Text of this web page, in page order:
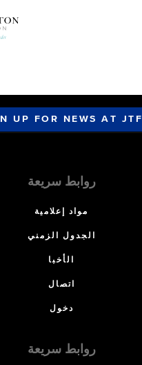
UP FOR NEWS AT JTF
روابط سريعة
مواد إعلامية
الجدول الزمني
الأخبا
اتصال
دخول
روابط سريعة